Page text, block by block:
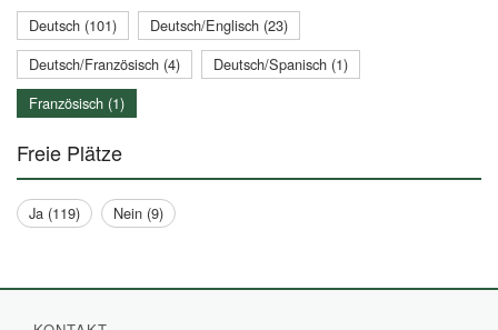
Deutsch (101)
Deutsch/Englisch (23)
Deutsch/Französisch (4)
Deutsch/Spanisch (1)
Französisch (1)
Freie Plätze
Ja (119) Nein (9)